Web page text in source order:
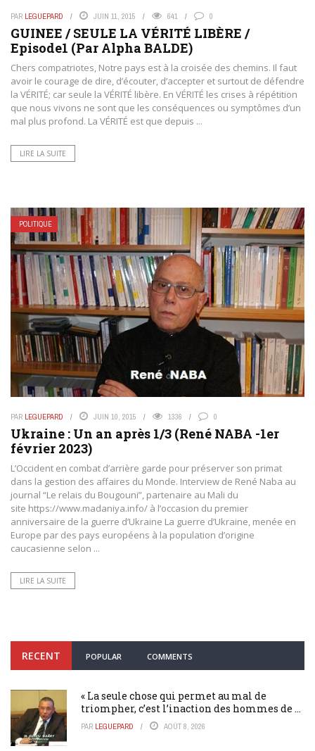
PAR LEGUEPARD JUIN 11, 2015 641 0
GUINEE / SEULE LA VÉRITÉ LIBÈRE /
Episode1 (Par Alpha BALDE)
Chers compatriotes, Notre pays est à la croisée des chemins. Il faut
avoir le courage de dire, d’écouter, d’accepter et surtout de défendre
la VÉRITÉ; car seule la VÉRITÉ libère. En VÉRITÉ les crises à répétition
que nous vivons ne sont que les conséquences ou symptômes d’un
mal plus profond. La VÉRITÉ est que depuis ...
LIRE LA SUITE
POLITIQUE
PAR LEGUEPARD JUIN 10, 2015 1336 0
Ukraine : Un an après 1/3 (René NABA -1er
février 2023)
L’Occident en combat d’arrière garde pour préserver son primat
dans la gestion des affaires du Monde. Interview de René Naba au
journal “Le relais du Bougouni”, partenaire au Mali du
site https://www.madaniya.info/ à l’occasion du premier
anniversaire de la guerre d’Ukraine La guerre d’Ukraine, menée en
Europe par des pays européens à la population d’origine
caucasienne selon ...
LIRE LA SUITE
RECENT POPULAR COMMENTS
« La seule chose qui permet au mal de
triompher, c’est l’inaction des hommes de ...
PAR LEGUEPARD AOÛT 8, 2026